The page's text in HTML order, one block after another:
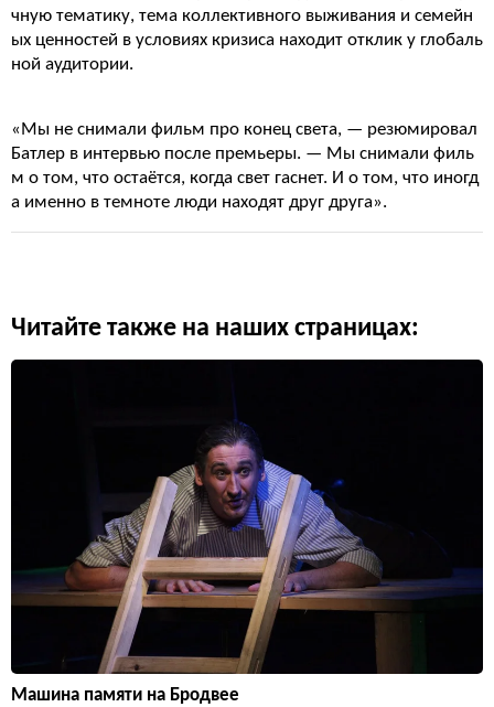
чную тематику, тема коллективного выживания и семейн
ых ценностей в условиях кризиса находит отклик у глобаль
ной аудитории.
«Мы не снимали фильм про конец света, — резюмировал
Батлер в интервью после премьеры. — Мы снимали филь
м о том, что остаётся, когда свет гаснет. И о том, что иногд
а именно в темноте люди находят друг друга».
Читайте также на наших страницах:
Машина памяти на Бродвее